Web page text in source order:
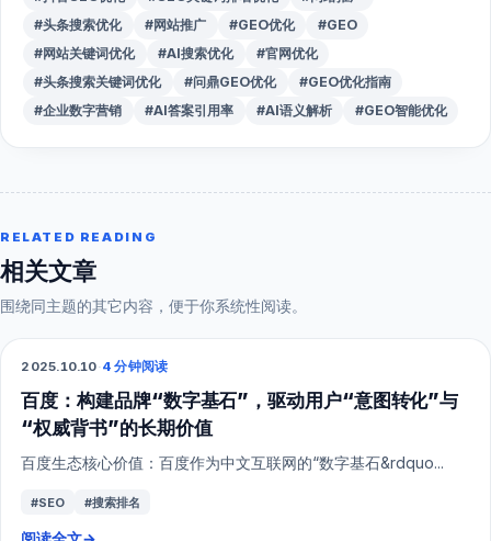
#头条搜索优化
#网站推广 #GEO优化
#GEO
#网站关键词优化
#AI搜索优化
#官网优化
#头条搜索关键词优化
#问鼎GEO优化
#GEO优化指南
#企业数字营销
#AI答案引用率 #AI语义解析 #GEO智能优化
RELATED READING
相关文章
围绕同主题的其它内容，便于你系统性阅读。
SEO
2025.10.10·4 分钟阅读
百度：构建品牌“数字基石”，驱动用户“意图转化”与
“权威背书”的长期价值
百度生态核心价值：百度作为中文互联网的“数字基石&rdquo...
#SEO #搜索排名